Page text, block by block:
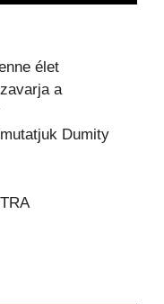
élet
a
Dumity